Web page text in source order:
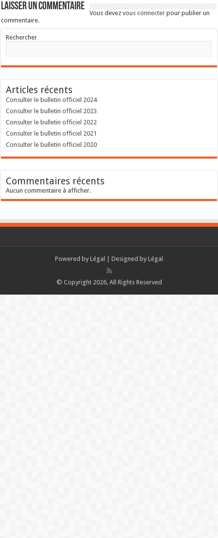
Laisser un commentaire
Vous devezvous connecter pour publier un
commentaire.
Rechercher
Articles récents
Consulter le bulletin officiel 2024
Consulter le bulletin officiel 2023
Consulter le bulletin officiel 2022
Consulter le bulletin officiel 2021
Consulter le bulletin officiel 2020
Commentaires récents
Aucun commentaire à afficher.
Powered by Légal | Designed by Légal
© Copyright 2026, All Rights Reserved